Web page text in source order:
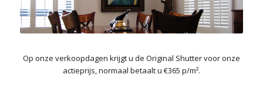
Op onze verkoopdagen krijgt u de Original Shutter voor onze
actieprijs, normaal betaalt u €365 p/m².